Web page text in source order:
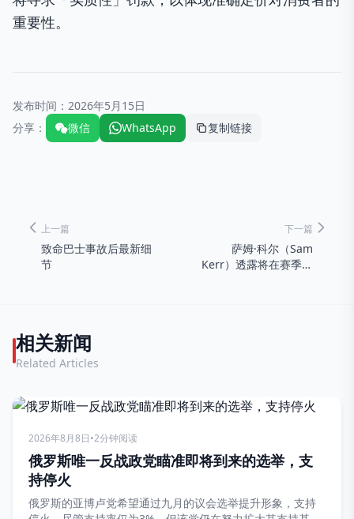
重要性。
发布时间： 2026年5月15日
分享：
微信 WhatsApp 复制链接
上一篇
致命巴士事故后最新细
节
下一篇
萨姆·科尔（Sam
Kerr）透露将在赛季末
相关新闻
Related Articles
2026年8月8日•2分钟阅读
俄罗斯唯一反战政党瞄准即将到来的选举，支
持停火
俄罗斯的亚博卢党希望通过九月的议会选举提升形象，支持